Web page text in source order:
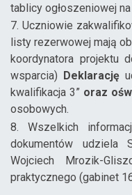
tablicy ogłoszeniowej
7. Uczniowie
listy rezerwowej mają
koordynatora projektu
wsparcia) Deklarację
kwalifikacja 3” oraz
osobowych.
8. Wszelkich
dokumentów udziela
Wojciech Mrozik-
praktycznego (gabinet